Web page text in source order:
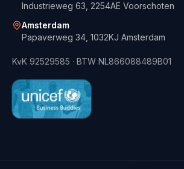
Industrieweg 63, 2254AE Voorschoten
Amsterdam
Papaverweg 34, 1032KJ Amsterdam
KvK 92529585 · BTW NL866088489B01